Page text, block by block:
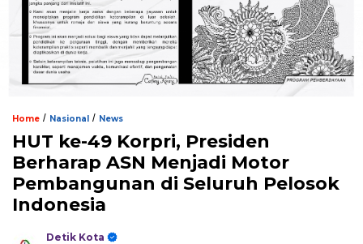
Home / Nasional / News
HUT ke-49 Korpri, Presiden
Berharap ASN Menjadi Motor
Pembangunan di Seluruh Pelosok
Indonesia
Detik Kota